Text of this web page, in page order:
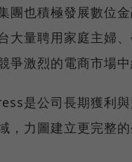
團也積極發展數位
大量聘用家庭主婦
爭激烈的電商市場中
是公司長期獲利
，力圖建立更完整